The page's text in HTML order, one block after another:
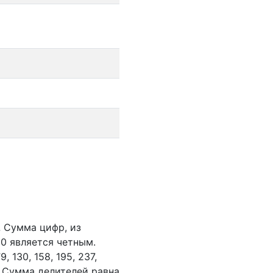
Сумма цифр, из
является четным.
130, 158, 195, 237,